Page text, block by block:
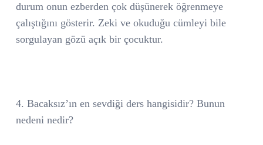
durum onun ezberden çok düşünerek öğrenmeye
çalıştığını gösterir. Zeki ve okuduğu cümleyi bile
sorgulayan gözü açık bir çocuktur.
4. Bacaksız’ın en sevdiği ders hangisidir? Bunun
nedeni nedir?